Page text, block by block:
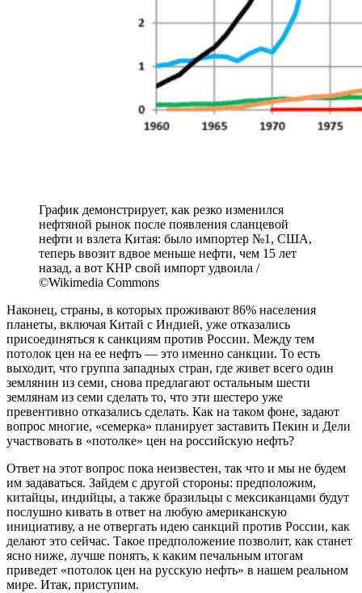
График демонстрирует, как резко изменился
нефтяной рынок после появления сланцевой
нефти и взлета Китая: было импортер №1, США,
теперь ввозит вдвое меньше нефти, чем 15 лет
назад, а вот КНР свой импорт удвоила /
©Wikimedia Commons
Наконец, страны, в которых проживают 86% населения
планеты, включая Китай с Индией, уже отказались
присоединяться к санкциям против России. Между тем
потолок цен на ее нефть — это именно санкции. То есть
выходит, что группа западных стран, где живет всего один
землянин из семи, снова предлагают остальным шести
землянам из семи сделать то, что эти шестеро уже
превентивно отказались сделать. Как на таком фоне, задают
вопрос многие, «семерка» планирует заставить Пекин и Дели
участвовать в «потолке» цен на российскую нефть?
Ответ на этот вопрос пока неизвестен, так что и мы не будем
им задаваться. Зайдем с другой стороны: предположим,
китайцы, индийцы, а также бразильцы с мексиканцами будут
послушно кивать в ответ на любую американскую
инициативу, а не отвергать идею санкций против России, как
делают это сейчас. Такое предположение позволит, как станет
ясно ниже, лучше понять, к каким печальным итогам
приведет «потолок цен на русскую нефть» в нашем реальном
мире. Итак, приступим.